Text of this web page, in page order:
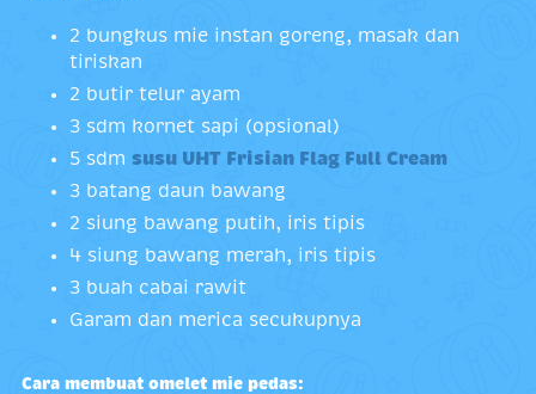
2 bungkus mie instan goreng, masak dan
tiriskan
2 butir telur ayam
3 sdm kornet sapi (opsional)
5 sdm susu UHT Frisian Flag Full Cream
3 batang daun bawang
2 siung bawang putih, iris tipis
4 siung bawang merah, iris tipis
3 buah cabai rawit
Garam dan merica secukupnya
Cara membuat omelet mie pedas: